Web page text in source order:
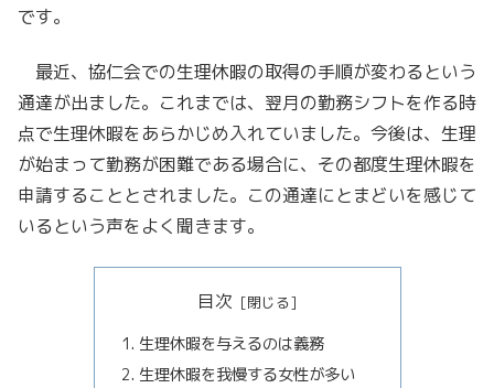
です。
最近、協仁会での生理休暇の取得の手順が変わるという
通達が出ました。これまでは、翌月の勤務シフトを作る時
点で生理休暇をあらかじめ入れていました。今後は、生理
が始まって勤務が困難である場合に、その都度生理休暇を
申請することとされました。この通達にとまどいを感じて
いるという声をよく聞きます。
目次
生理休暇を与えるのは義務
生理休暇を我慢する女性が多い